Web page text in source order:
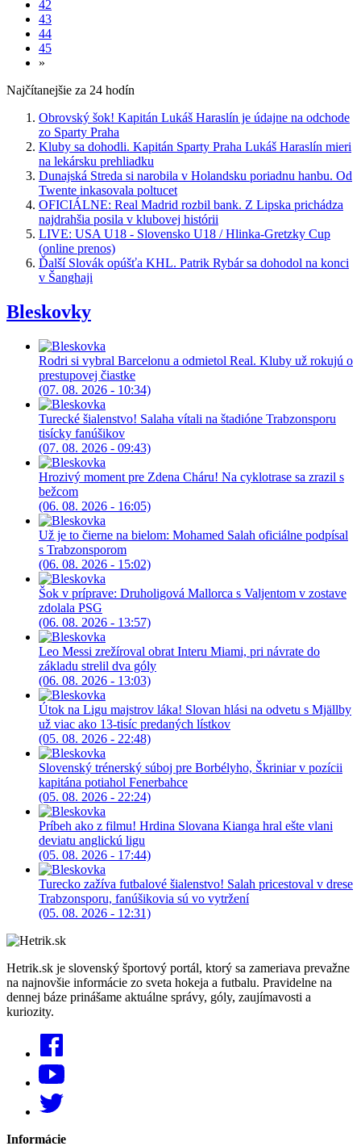
42
43
44
45
»
Najčítanejšie za 24 hodín
Obrovský šok! Kapitán Lukáš Haraslín je údajne na odchode
zo Sparty Praha
Kluby sa dohodli. Kapitán Sparty Praha Lukáš Haraslín mieri
na lekársku prehliadku
Dunajská Streda si narobila v Holandsku poriadnu hanbu. Od
Twente inkasovala poltucet
OFICIÁLNE: Real Madrid rozbil bank. Z Lipska prichádza
najdrahšia posila v klubovej histórii
LIVE: USA U18 - Slovensko U18 / Hlinka-Gretzky Cup
(online prenos)
Ďalší Slovák opúšťa KHL. Patrik Rybár sa dohodol na konci
v Šanghaji
Bleskovky
Rodri si vybral Barcelonu a odmietol Real. Kluby už rokujú o
prestupovej čiastke
(07. 08. 2026 - 10:34)
Turecké šialenstvo! Salaha vítali na štadióne Trabzonsporu
tisícky fanúšikov
(07. 08. 2026 - 09:43)
Hrozivý moment pre Zdena Cháru! Na cyklotrase sa zrazil s
bežcom
(06. 08. 2026 - 16:05)
Už je to čierne na bielom: Mohamed Salah oficiálne podpísal
s Trabzonsporom
(06. 08. 2026 - 15:02)
Šok v príprave: Druholigová Mallorca s Valjentom v zostave
zdolala PSG
(06. 08. 2026 - 13:57)
Leo Messi zrežíroval obrat Interu Miami, pri návrate do
základu strelil dva góly
(06. 08. 2026 - 13:03)
Útok na Ligu majstrov láka! Slovan hlási na odvetu s Mjällby
už viac ako 13-tisíc predaných lístkov
(05. 08. 2026 - 22:48)
Slovenský trénerský súboj pre Borbélyho, Škriniar v pozícii
kapitána potiahol Fenerbahce
(05. 08. 2026 - 22:24)
Príbeh ako z filmu! Hrdina Slovana Kianga hral ešte vlani
deviatu anglickú ligu
(05. 08. 2026 - 17:44)
Turecko zažíva futbalové šialenstvo! Salah pricestoval v drese
Trabzonsporu, fanúšikovia sú vo vytržení
(05. 08. 2026 - 12:31)
Hetrik.sk je slovenský športový portál, ktorý sa zameriava prevažne
na najnovšie informácie zo sveta hokeja a futbalu. Pravidelne na
dennej báze prinášame aktuálne správy, góly, zaujímavosti a
kuriozity.
Informácie